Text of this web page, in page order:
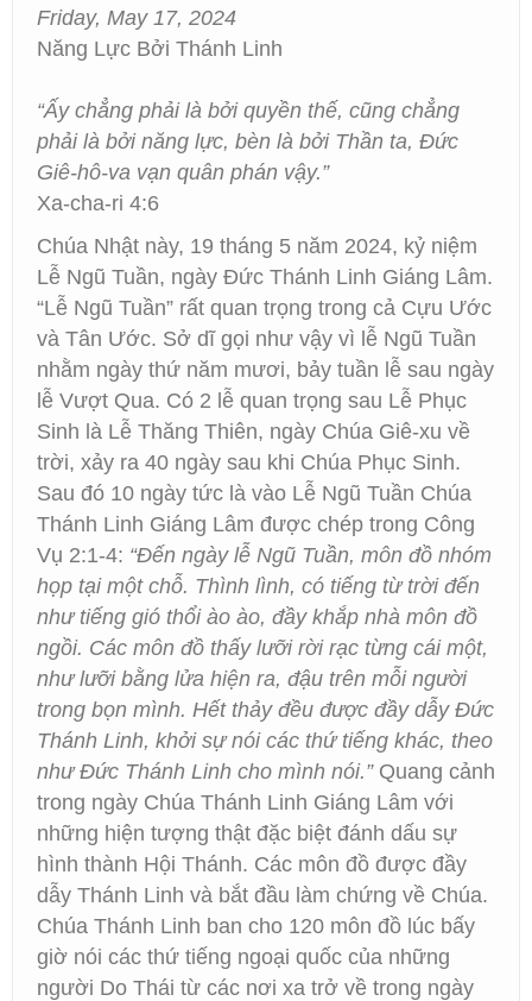
Friday, May 17, 2024
Năng Lực Bởi Thánh Linh
“Ấy chẳng phải là bởi quyền thế, cũng chẳng
phải là bởi năng lực, bèn là bởi Thần ta, Đức
Giê-hô-va vạn quân phán vậy.”
Xa-cha-ri 4:6
Chúa Nhật này, 19 tháng 5 năm 2024, kỷ niệm
Lễ Ngũ Tuần, ngày Đức Thánh Linh Giáng Lâm.
“Lễ Ngũ Tuần” rất quan trọng trong cả Cựu Ước
và Tân Ước. Sở dĩ gọi như vậy vì lễ Ngũ Tuần
nhằm ngày thứ năm mươi, bảy tuần lễ sau ngày
lễ Vượt Qua. Có 2 lễ quan trọng sau Lễ Phục
Sinh là Lễ Thăng Thiên, ngày Chúa Giê-xu về
trời, xảy ra 40 ngày sau khi Chúa Phục Sinh.
Sau đó 10 ngày tức là vào Lễ Ngũ Tuần Chúa
Thánh Linh Giáng Lâm được chép trong Công
Vụ 2:1-4: “Đến ngày lễ Ngũ Tuần, môn đồ nhóm
họp tại một chỗ. Thình lình, có tiếng từ trời đến
như tiếng gió thổi ào ào, đầy khắp nhà môn đồ
ngồi. Các môn đồ thấy lưỡi rời rạc từng cái một,
như lưỡi bằng lửa hiện ra, đậu trên mỗi người
trong bọn mình. Hết thảy đều được đầy dẫy Đức
Thánh Linh, khởi sự nói các thứ tiếng khác, theo
như Đức Thánh Linh cho mình nói.” Quang cảnh
trong ngày Chúa Thánh Linh Giáng Lâm với
những hiện tượng thật đặc biệt đánh dấu sự
hình thành Hội Thánh. Các môn đồ được đầy
dẫy Thánh Linh và bắt đầu làm chứng về Chúa.
Chúa Thánh Linh ban cho 120 môn đồ lúc bấy
giờ nói các thứ tiếng ngoại quốc của những
người Do Thái từ các nơi xa trở về trong ngày